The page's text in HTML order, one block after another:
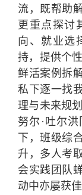
流，既帮助
更重点探讨
向、就业选
持，提供个
鲜活案例拆
私下逐一找
理与未来规
努尔·吐尔
下，班级综
升，多人考
会实践团队
动中亦屡获佳